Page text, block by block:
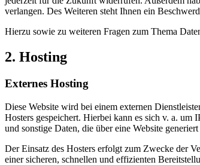
verlangen. Des Weiteren steht Ihnen ein
Hierzu sowie zu weiteren Fragen zum Thema
2. Hosting
Externes Hosting
Diese Website wird bei einem externen
Hosters gespeichert. Hierbei kann es sich v. a.
und sonstige Daten, die über eine Website
Der Einsatz des Hosters erfolgt zum Zwecke der
einer sicheren, schnellen und effizienten